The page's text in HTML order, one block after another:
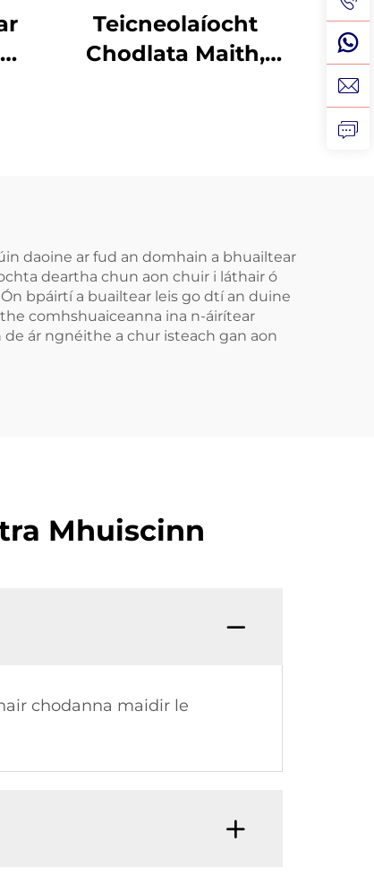
Teicneolaíocht
Chodlata Maith,
daoine ar fud an domhain a bhuailtear
deartha chun aon chuir i láthair ó
bpáirtí a buailtear leis go dtí an duine
comhshuaiceanna ina n-áirítear
ár ngnéithe a chur isteach gan aon
Mhuiscinn
chodanna maidir le